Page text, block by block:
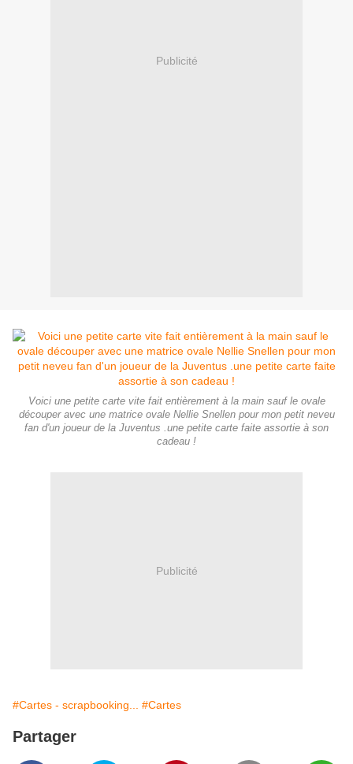
Publicité
Voici une petite carte vite fait entièrement à la main sauf le ovale
découper avec une matrice ovale Nellie Snellen pour mon petit neveu
fan d'un joueur de la Juventus .une petite carte faite assortie à son
cadeau !
Publicité
#Cartes - scrapbooking... #Cartes
Partager